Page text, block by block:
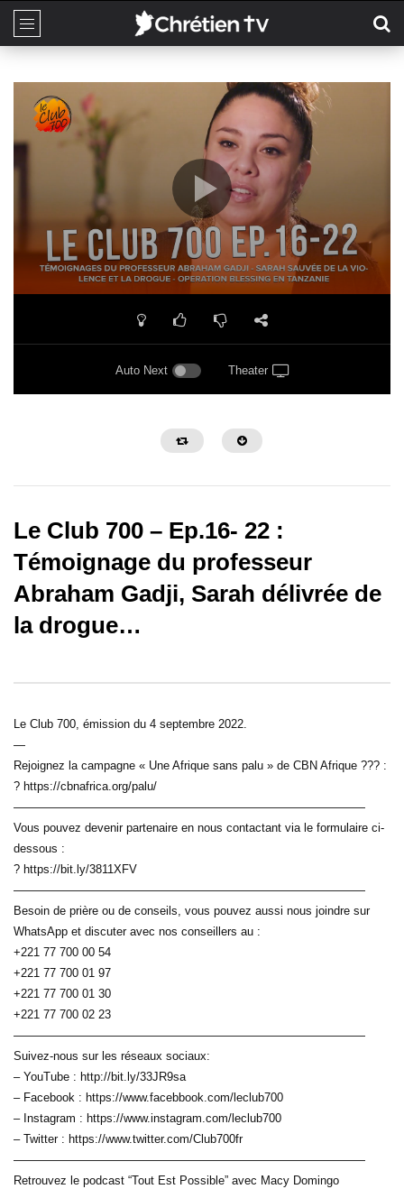
Auto Next Theater
27:55
Le Club 700 Ep.06-24 : Le cauchemar
29:43
Le Club 700 – Ep.16- 22 :
Témoignage du professeur
Abraham Gadji, Sarah délivrée de
la drogue…
Le Club 700, émission du 4 septembre 2022.
—
Rejoignez la campagne « Une Afrique sans palu » de CBN Afrique ??? :
? https://cbnafrica.org/palu/
——————————————————————————————
Vous pouvez devenir partenaire en nous contactant via le formulaire ci-
dessous :
? https://bit.ly/3811XFV
——————————————————————————————
Besoin de prière ou de conseils, vous pouvez aussi nous joindre sur
WhatsApp et discuter avec nos conseillers au :
+221 77 700 00 54
+221 77 700 01 97
+221 77 700 01 30
+221 77 700 02 23
——————————————————————————————
Suivez-nous sur les réseaux sociaux:
– YouTube : http://bit.ly/33JR9sa
– Facebook : https://www.facebbook.com/leclub700
– Instagram : https://www.instagram.com/leclub700
– Twitter : https://www.twitter.com/Club700fr
——————————————————————————————
Retrouvez le podcast “Tout Est Possible” avec Macy Domingo